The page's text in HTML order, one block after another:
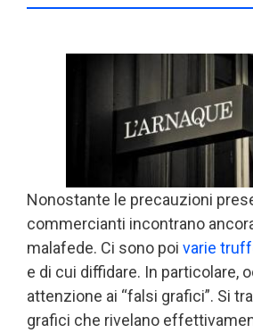
Nonostante le precauzioni
commercianti incontrano
malafede. Ci sono poi varie
e di cui diffidare. In particolare,
attenzione ai “falsi grafici”. Si
grafici che rivelano